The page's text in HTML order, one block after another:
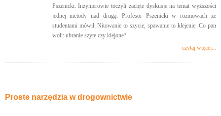
Pszenicki. Inżynierowie toczyli zacięte dyskusje na temat wyższości
jednej metody nad drugą. Profesor Pszenicki w rozmowach ze
studentami mówił: Nitowanie to szycie, spawanie to klejenie. Co pan
woli: ubranie szyte czy klejone?
czytaj więcej...
Proste narzędzia w drogownictwie